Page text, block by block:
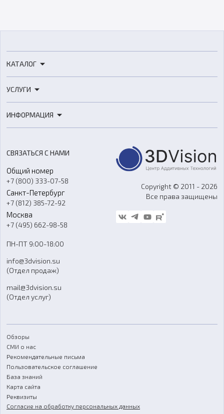
КАТАЛОГ
3D-сканеры
Расходные материалы
Оборудование и материалы для вакуумного литья
Аксессуары и прочее оборудование
Программное обеспечение
УСЛУГИ
3D-моделирование
Ремонт и услуги
ИНФОРМАЦИЯ
О компании
Контакты
Гос. закупки
Стать дилером
Блог
FAQ
СВЯЗАТЬСЯ С НАМИ
Общий номер
+7 (800) 333-07-58
Санкт-Петербург
+7 (812) 385-72-92
Москва
+7 (495) 662-98-58
ПН-ПТ 9:00-18:00
info@3dvision.su
(Отдел продаж)
mail@3dvision.su
(Отдел услуг)
Copyright © 2011 - 2026
Все права защищены
Обзоры
СМИ о нас
Рекомендательные письма
Пользовательское соглашение
База знаний
Карта сайта
Реквизиты
Согласие на обработку персональных данных